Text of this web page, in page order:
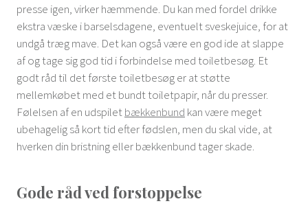
presse igen, virker hæmmende. Du kan med fordel drikke
ekstra væske i barselsdagene, eventuelt sveskejuice, for at
undgå træg mave. Det kan også være en god ide at slappe
af og tage sig god tid i forbindelse med toiletbesøg. Et
godt råd til det første toiletbesøg er at støtte
mellemkøbet med et bundt toiletpapir, når du presser.
Følelsen af en udspiletbækkenbund kan være meget
ubehagelig så kort tid efter fødslen, men du skal vide, at
hverken din bristning eller bækkenbund tager skade.
Gode råd ved forstoppelse